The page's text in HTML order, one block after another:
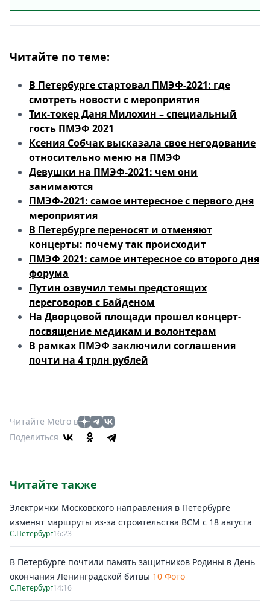
Читайте по теме:
В Петербурге стартовал ПМЭФ-2021: где
смотреть новости с мероприятия
Тик-токер Даня Милохин – специальный
гость ПМЭФ 2021
Ксения Собчак высказала свое негодование
относительно меню на ПМЭФ
Девушки на ПМЭФ-2021: чем они
занимаются
ПМЭФ-2021: самое интересное с первого дня
мероприятия
В Петербурге переносят и отменяют
концерты: почему так происходит
ПМЭФ 2021: самое интересное со второго дня
форума
Путин озвучил темы предстоящих
переговоров с Байденом
На Дворцовой площади прошел концерт-
посвящение медикам и волонтерам
В рамках ПМЭФ заключили соглашения
почти на 4 трлн рублей
Читайте Metro в
Поделиться
Читайте также
Электрички Московского направления в Петербурге
изменят маршруты из-за строительства ВСМ с 18 августа
С.Петербург16:23
В Петербурге почтили память защитников Родины в День
окончания Ленинградской битвы 10 Фото
С.Петербург14:16